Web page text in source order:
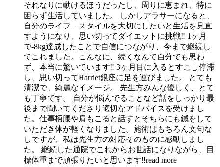
それなりに動けるほうだったし、周りに恵まれ、特に
困らず生活していました。 しかしアラサーになると、
自分のライフ... スタイルを大切にしたいと生活を見直
すようになり、思い切ってダイエットに挑戦‼︎ 1ヶ月
で-8kg達成したことで自信につながり、今まで継続し
てこれました。こんなに、続くなんて自分でも思わ
ず、本当に驚いています‼︎ 3ヶ月目に入るとすこし停滞
し、思い切ってHarriet銀座に足を運びました。 とても
清潔で、綺麗なイメージ。 先生方みんな優しく、とて
も丁寧です。 自分が悩んでることなど話をしっかり最
後まで聞いてくださり適切なアドバイスを受けまし
た。仕事柄腰や肩もこると話すとそちらにも鍼をして
いただき体が軽くなりました。施術はもちろん文句な
しですが、私は先生方の対応そのものに感動しまし
た。 継続した通院でこれからお世話になりながら、目
標体重まで頑張りたいと思います‼︎read more